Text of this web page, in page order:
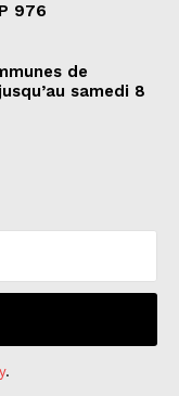
976
de
samedi 8
.